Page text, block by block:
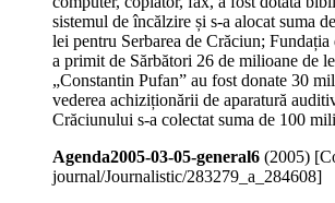
sistemul de încălzire și s-a alocat suma
lei pentru Serbarea de Crăciun; Fundația
a primit de Sărbători 26 de milioane de
„Constantin Pufan” au fost donate 30
vederea achiziționării de aparatură
Crăciunului s-a colectat suma de 100
Agenda2005-03-05-general6 (2005)
journal/Journalistic/283279_a_284608]